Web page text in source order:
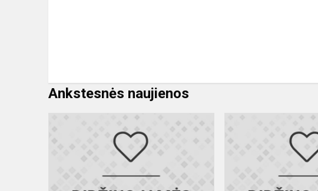
Ankstesnės naujienos